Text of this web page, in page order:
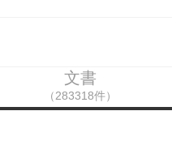
文書
（283318件）